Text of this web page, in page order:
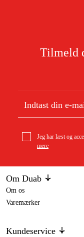
Tilmeld
Jeg har læst og
mere
Om Duab
Om os
Varemærker
Kundeservice